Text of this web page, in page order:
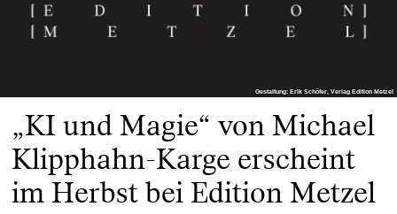
Gestaltung: Erik Schöfer, Verlag Edition Metzel
Gestaltung: Erik Schöfer, Verlag Edition Metzel
„KI und Magie“ von Michael
Klipphahn-Karge erscheint
im Herbst bei Edition Metzel